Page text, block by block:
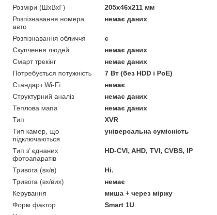
Розміри (ШхВхГ)
205х46х211 мм
Розпізнавання номера
авто
немає даних
Розпізнавання обличчя
є
Скупчення людей
немає даних
Смарт трекінг
немає даних
Потребується потужність
7 Вт (без HDD і PoE)
Стандарт Wi-Fi
немає
Структурний аналіз
немає даних
Теплова мапа
немає даних
Тип
XVR
Тип камер, що
підключаються
універсальна сумісність
Тип з’ єднаних
фотоапаратів
HD-CVI, AHD, TVI, CVBS, IP
Тривога (вх/в)
Ні.
Тривога (вх/вих)
немає
Керування
миша + через міржу
Форм фактор
Smart 1U